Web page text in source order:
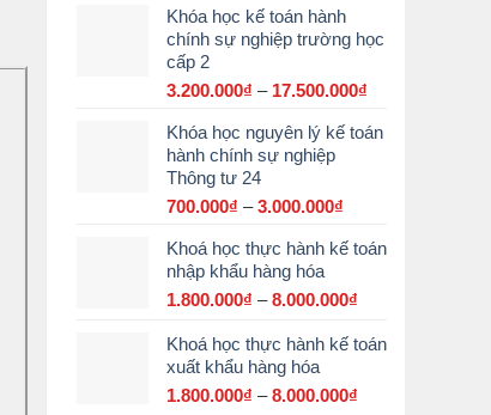
2.900.000₫
Khóa học kế toán hành
chính sự nghiệp trường học
cấp 2
3.200.000₫ – 17.500.000₫
từ
Khóa học nguyên lý kế toán
hành chính sự nghiệp
Thông tư 24
700.000₫ – 3.000.000₫
từ
đến
Khoá học thực hành kế toán
nhập khẩu hàng hóa
1.800.000₫ – 8.000.000₫
từ
Khoá học thực hành kế toán
xuất khẩu hàng hóa
1.800.000₫ – 8.000.000₫